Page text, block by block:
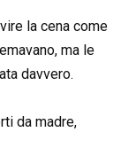
la cena come
ma le
davvero.
da madre,